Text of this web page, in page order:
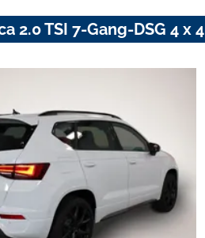
2.0 TSI 7-Gang-DSG 4 x 4